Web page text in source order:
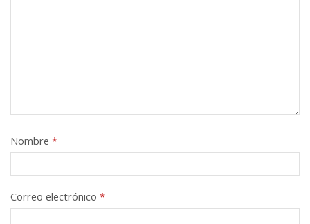
Nombre *
Correo electrónico *